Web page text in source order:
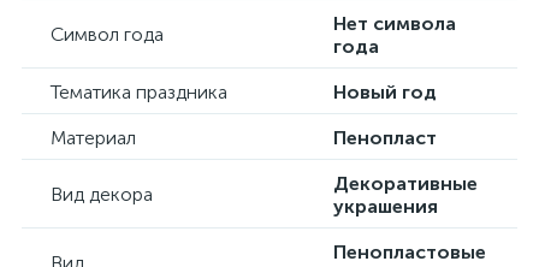
Символ года
Нет символа
года
Тематика праздника
Новый год
Материал
Пенопласт
Вид декора
Декоративные
украшения
Пенопластовые